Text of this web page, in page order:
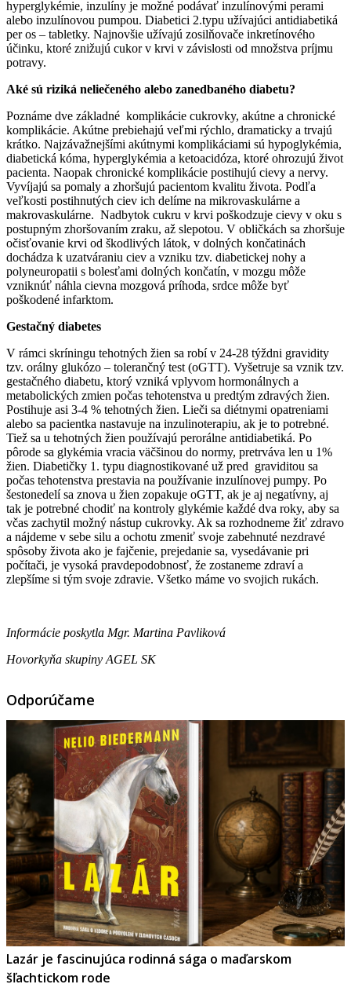
hyperglykémie, inzulíny je možné podávať inzulínovými perami
alebo inzulínovou pumpou. Diabetici 2.typu užívajúci antidiabetiká
per os – tabletky. Najnovšie užívajú zosilňovače inkretínového
účinku, ktoré znižujú cukor v krvi v závislosti od množstva príjmu
potravy.
Aké sú riziká neliečeného alebo zanedbaného diabetu?
Poznáme dve základné komplikácie cukrovky, akútne a chronické
komplikácie. Akútne prebiehajú veľmi rýchlo, dramaticky a trvajú
krátko. Najzávažnejšími akútnymi komplikáciami sú hypoglykémia,
diabetická kóma, hyperglykémia a ketoacidóza, ktoré ohrozujú život
pacienta. Naopak chronické komplikácie postihujú cievy a nervy.
Vyvíjajú sa pomaly a zhoršujú pacientom kvalitu života. Podľa
veľkosti postihnutých ciev ich delíme na mikrovaskulárne a
makrovaskulárne. Nadbytok cukru v krvi poškodzuje cievy v oku s
postupným zhoršovaním zraku, až slepotou. V obličkách sa zhoršuje
očisťovanie krvi od škodlivých látok, v dolných končatinách
dochádza k uzatváraniu ciev a vzniku tzv. diabetickej nohy a
polyneuropatii s bolesťami dolných končatín, v mozgu môže
vzniknúť náhla cievna mozgová príhoda, srdce môže byť
poškodené infarktom.
Gestačný diabetes
V rámci skríningu tehotných žien sa robí v 24-28 týždni gravidity
tzv. orálny glukózo – tolerančný test (oGTT). Vyšetruje sa vznik tzv.
gestačného diabetu, ktorý vzniká vplyvom hormonálnych a
metabolických zmien počas tehotenstva u predtým zdravých žien.
Postihuje asi 3-4 % tehotných žien. Lieči sa diétnymi opatreniami
alebo sa pacientka nastavuje na inzulinoterapiu, ak je to potrebné.
Tiež sa u tehotných žien používajú perorálne antidiabetiká. Po
pôrode sa glykémia vracia väčšinou do normy, pretrváva len u 1%
žien. Diabetičky 1. typu diagnostikované už pred graviditou sa
počas tehotenstva prestavia na používanie inzulínovej pumpy. Po
šestonedelí sa znova u žien zopakuje oGTT, ak je aj negatívny, aj
tak je potrebné chodiť na kontroly glykémie každé dva roky, aby sa
včas zachytil možný nástup cukrovky. Ak sa rozhodneme žiť zdravo
a nájdeme v sebe silu a ochotu zmeniť svoje zabehnuté nezdravé
spôsoby života ako je fajčenie, prejedanie sa, vysedávanie pri
počítači, je vysoká pravdepodobnosť, že zostaneme zdraví a
zlepšíme si tým svoje zdravie. Všetko máme vo svojich rukách.
Informácie poskytla Mgr. Martina Pavliková
Hovorkyňa skupiny AGEL SK
Odporúčame
Lazár je fascinujúca rodinná sága o maďarskom
šľachtickom rode